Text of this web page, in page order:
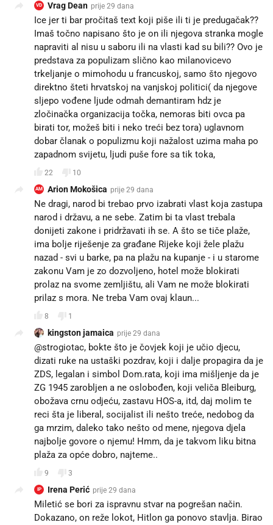
VD Vrag Dean prije 29 dana
Ice jer ti bar pročitaš text koji piše ili ti je predugačak??
Imaš točno napisano što je on ili njegova stranka mogle
napraviti al nisu u saboru ili na vlasti kad su bili?? Ovo je
predstava za populizam slično kao milanovicevo
trkeljanje o mimohodu u francuskoj, samo što njegovo
direktno šteti hrvatskoj na vanjskoj politici( da njegove
sljepo vođene ljude odmah demantiram hdz je
zločinačka organizacija točka, nemoras biti ovca pa
birati tor, možeš biti i neko treći bez tora) uglavnom
dobar članak o populizmu koji nažalost uzima maha po
zapadnom svijetu, ljudi puše fore sa tik toka,
22 10
AM Arion Mokošica prije 29 dana
Ne dragi, narod bi trebao prvo izabrati vlast koja zastupa
narod i državu, a ne sebe. Zatim bi ta vlast trebala
donijeti zakone i pridržavati ih se. A što se tiče plaže,
ima bolje riješenje za građane Rijeke koji žele plažu
nazad - svi u barke, pa na plažu na kupanje - i u starome
zakonu Vam je zo dozvoljeno, hotel može blokirati
prolaz na svome zemljištu, ali Vam ne može blokirati
prilaz s mora. Ne treba Vam ovaj klaun...
8 1
kingston jamaica prije 29 dana
@strogiotac, bokte što je čovjek koji je učio djecu,
dizati ruke na ustaški pozdrav, koji i dalje propagira da je
ZDS, legalan i simbol Dom.rata, koji ima mišljenje da je
ZG 1945 zarobljen a ne oslobođen, koji veliča Bleiburg,
obožava crnu odjeću, zastavu HOS-a, itd, daj molim te
reci šta je liberal, socijalist ili nešto treće, nedobog da
ga mrzim, daleko tako nešto od mene, njegova djela
najbolje govore o njemu! Hmm, da je takvom liku bitna
plaža za opće dobro, najteme..
9 3
IP Irena Perić prije 29 dana
Miletić se bori za ispravnu stvar na pogrešan način.
Dokazano, on reže lokot, Hitlon ga ponovo stavlja. Birao